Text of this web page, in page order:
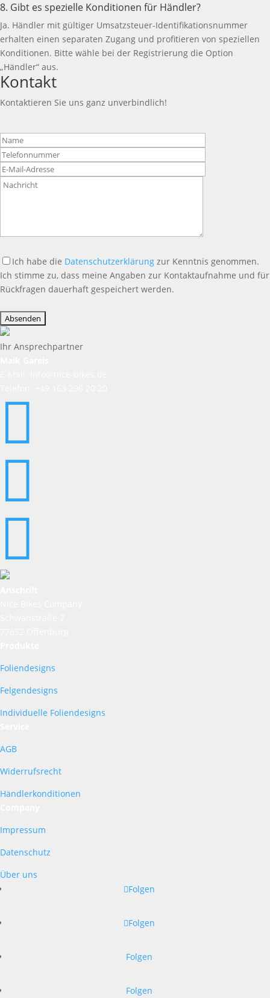
8. Gibt es spezielle Konditionen für Händler?
Ja. Händler mit gültiger Umsatzsteuer-Identifikationsnummer
erhalten einen separaten Zugang und profitieren von speziellen
Konditionen. Bitte wähle bei der Registrierung die Option
„Händler“ aus.
Kontakt
Kontaktieren Sie uns ganz unverbindlich!
Bitte
lasse
dieses
Feld
leer.
Ich habe die Datenschutzerklärung zur Kenntnis genommen.
Ich stimme zu, dass meine Angaben zur Kontaktaufnahme und für
Rückfragen dauerhaft gespeichert werden.
lasse
dieses
Feld
Ihr Ansprechpartner



Foliendesigns
Felgendesigns
Individuelle Foliendesigns
AGB
Widerrufsrecht
Händlerkonditionen
Impressum
Datenschutz
Über uns
Folgen
Folgen
Folgen
Folgen